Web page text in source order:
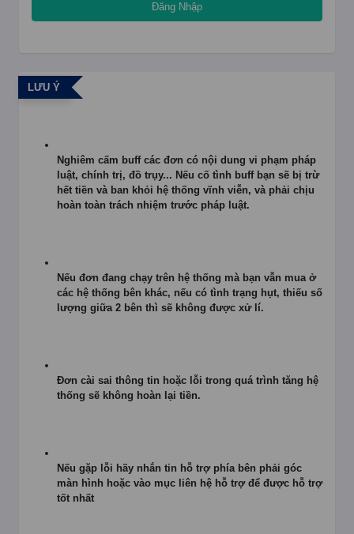
Đăng Nhập
LƯU Ý
Nghiêm cấm buff các đơn có nội dung vi phạm pháp
luật, chính trị, đồ trụy... Nếu cố tình buff bạn sẽ bị trừ
hết tiền và ban khỏi hệ thống vĩnh viễn, và phải chịu
hoàn toàn trách nhiệm trước pháp luật.
Nếu đơn đang chạy trên hệ thống mà bạn vẫn mua ở
các hệ thống bên khác, nếu có tình trạng hụt, thiếu số
lượng giữa 2 bên thì sẽ không được xử lí.
Đơn cài sai thông tin hoặc lỗi trong quá trình tăng hệ
thống sẽ không hoàn lại tiền.
Nếu gặp lỗi hãy nhắn tin hỗ trợ phía bên phải góc
màn hình hoặc vào mục liên hệ hỗ trợ để được hỗ trợ
tốt nhất